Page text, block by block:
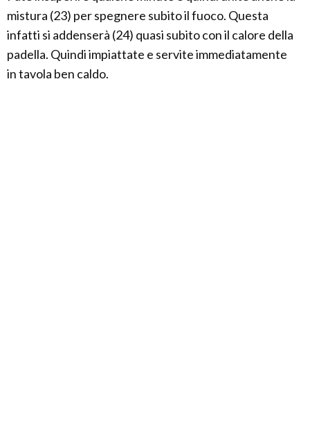
mistura (23) per spegnere subito il fuoco. Questa
infatti si addenserà (24) quasi subito con il calore della
padella. Quindi impiattate e servite immediatamente
in tavola ben caldo.